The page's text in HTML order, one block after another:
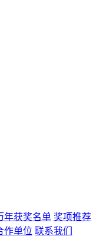
年获奖名单 奖项推荐
作单位 联系我们